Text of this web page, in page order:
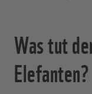
Was tut
Elefanten?